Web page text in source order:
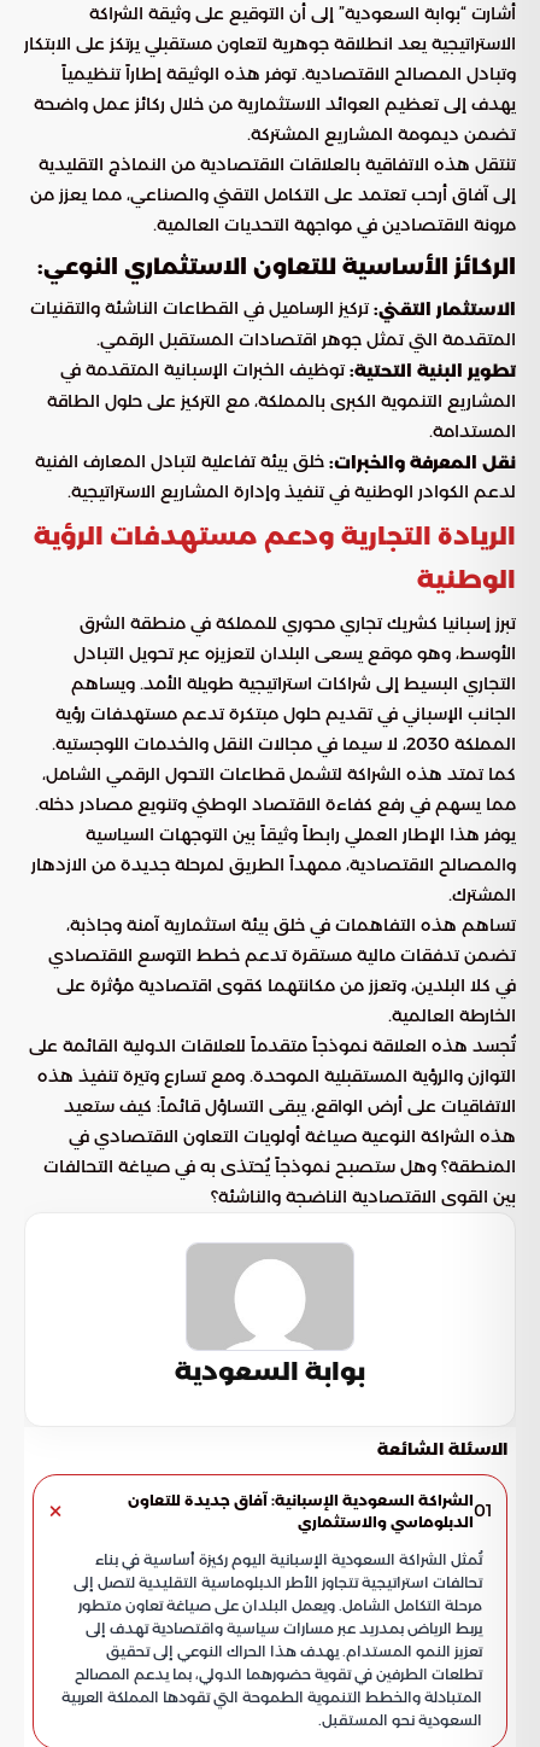
أشارت “بوابة السعودية” إلى أن التوقيع على وثيقة الشراكة
الاستراتيجية يعد انطلاقة جوهرية لتعاون مستقبلي يرتكز على الابتكار
وتبادل المصالح الاقتصادية. توفر هذه الوثيقة إطاراً تنظيمياً
يهدف إلى تعظيم العوائد الاستثمارية من خلال ركائز عمل واضحة
تضمن ديمومة المشاريع المشتركة.
تنتقل هذه الاتفاقية بالعلاقات الاقتصادية من النماذج التقليدية
إلى آفاق أرحب تعتمد على التكامل التقني والصناعي، مما يعزز من
مرونة الاقتصادين في مواجهة التحديات العالمية.
الركائز الأساسية للتعاون الاستثماري النوعي:
الاستثمار التقني:تركيز الرساميل في القطاعات الناشئة والتقنيات
المتقدمة التي تمثل جوهر اقتصادات المستقبل الرقمي.
تطوير البنية التحتية:توظيف الخبرات الإسبانية المتقدمة في
المشاريع التنموية الكبرى بالمملكة، مع التركيز على حلول الطاقة
المستدامة.
نقل المعرفة والخبرات: خلق بيئة تفاعلية لتبادل المعارف الفنية
لدعم الكوادر الوطنية في تنفيذ وإدارة المشاريع الاستراتيجية.
الريادة التجارية ودعم مستهدفات الرؤية
الوطنية
تبرز إسبانيا كشريك تجاري محوري للمملكة في منطقة الشرق
الأوسط، وهو موقع يسعى البلدان لتعزيزه عبر تحويل التبادل
التجاري البسيط إلى شراكات استراتيجية طويلة الأمد. ويساهم
الجانب الإسباني في تقديم حلول مبتكرة تدعم مستهدفات رؤية
المملكة 2030، لا سيما في مجالات النقل والخدمات اللوجستية.
كما تمتد هذه الشراكة لتشمل قطاعات التحول الرقمي الشامل،
مما يسهم في رفع كفاءة الاقتصاد الوطني وتنويع مصادر دخله.
يوفر هذا الإطار العملي رابطاً وثيقاً بين التوجهات السياسية
والمصالح الاقتصادية، ممهداً الطريق لمرحلة جديدة من الازدهار
المشترك.
تساهم هذه التفاهمات في خلق بيئة استثمارية آمنة وجاذبة،
تضمن تدفقات مالية مستقرة تدعم خطط التوسع الاقتصادي
في كلا البلدين، وتعزز من مكانتهما كقوى اقتصادية مؤثرة على
الخارطة العالمية.
تُجسد هذه العلاقة نموذجاً متقدماً للعلاقات الدولية القائمة على
التوازن والرؤية المستقبلية الموحدة. ومع تسارع وتيرة تنفيذ هذه
الاتفاقيات على أرض الواقع، يبقى التساؤل قائماً: كيف ستعيد
هذه الشراكة النوعية صياغة أولويات التعاون الاقتصادي في
المنطقة؟ وهل ستصبح نموذجاً يُحتذى به في صياغة التحالفات
بين القوى الاقتصادية الناضجة والناشئة؟
بوابة السعودية
الاسئلة الشائعة
01الشراكة السعودية الإسبانية: آفاق جديدة للتعاون
الدبلوماسي والاستثماري
تُمثل الشراكة السعودية الإسبانية اليوم ركيزة أساسية في بناء
تحالفات استراتيجية تتجاوز الأطر الدبلوماسية التقليدية لتصل إلى
مرحلة التكامل الشامل. ويعمل البلدان على صياغة تعاون متطور
يربط الرياض بمدريد عبر مسارات سياسية واقتصادية تهدف إلى
تعزيز النمو المستدام. يهدف هذا الحراك النوعي إلى تحقيق
تطلعات الطرفين في تقوية حضورهما الدولي، بما يدعم المصالح
المتبادلة والخطط التنموية الطموحة التي تقودها المملكة العربية
السعودية نحو المستقبل.